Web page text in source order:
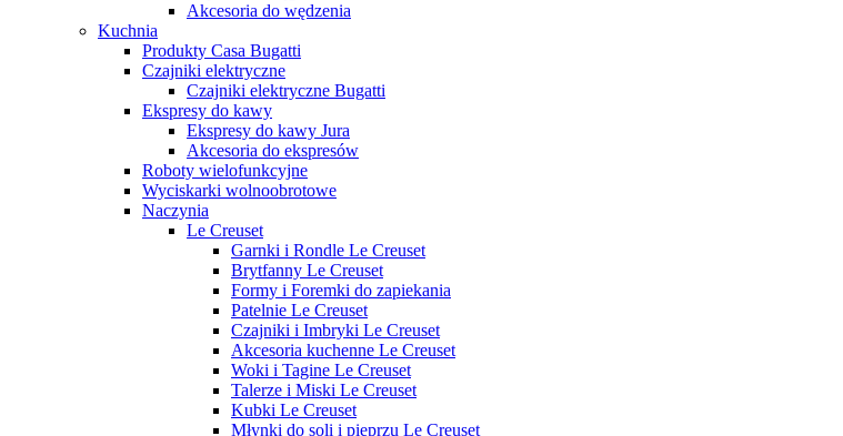
Akcesoria do wędzenia
Kuchnia
Produkty Casa Bugatti
Czajniki elektryczne
Czajniki elektryczne Bugatti
Ekspresy do kawy
Ekspresy do kawy Jura
Akcesoria do ekspresów
Roboty wielofunkcyjne
Wyciskarki wolnoobrotowe
Naczynia
Le Creuset
Garnki i Rondle Le Creuset
Brytfanny Le Creuset
Formy i Foremki do zapiekania
Patelnie Le Creuset
Czajniki i Imbryki Le Creuset
Akcesoria kuchenne Le Creuset
Woki i Tagine Le Creuset
Talerze i Miski Le Creuset
Kubki Le Creuset
Młynki do soli i pieprzu Le Creuset